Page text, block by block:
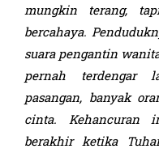
mungkin terang,
bercahaya.
suara pengantin
pernah terdengar
pasangan, banyak
cinta.
berakhir ketika